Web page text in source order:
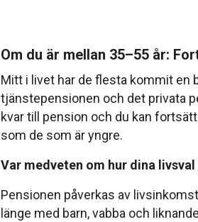
Om du är mellan 35–55 år:
Mitt i livet har de flesta kommit en
tjänstepensionen och det privata
kvar till pension och du kan
som de som är yngre.
Var medveten om hur dina
Pensionen påverkas av
länge med barn, vabba och